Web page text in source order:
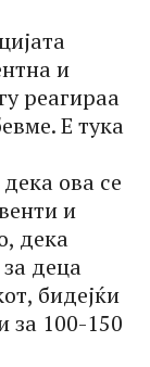
и
реагираа
Е тука
ова се
и
дека
деца
бидејќи
за 100-150